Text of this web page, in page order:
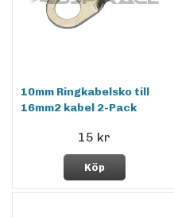
10mm Ringkabelsko till
16mm2 kabel 2-Pack
15 kr
Köp